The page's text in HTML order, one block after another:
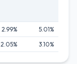
2.99%
5.01%
2.05% 3.10%